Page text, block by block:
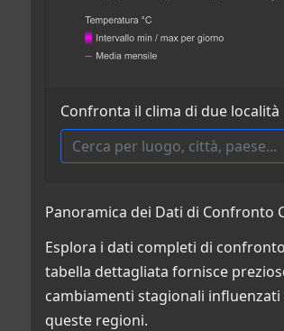
Confronta il clima di due località
Panoramica dei Dati di Confronto
Esplora i dati completi di
tabella dettagliata fornisce
cambiamenti stagionali
queste regioni.